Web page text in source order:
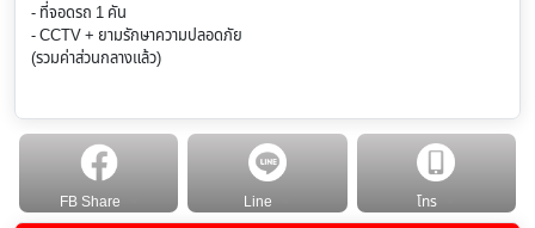
- ที่จอดรถ 1 คัน
- CCTV + ยามรักษาความปลอดภัย
(รวมค่าส่วนกลางแล้ว)
FB Share Line โทร